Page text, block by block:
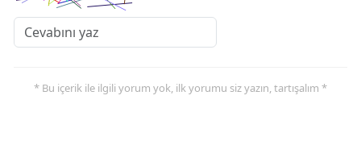
* Bu içerik ile ilgili yorum yok, ilk yorumu siz yazın, tartışalım *